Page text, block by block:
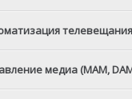
телевещания
медиа (MAM,